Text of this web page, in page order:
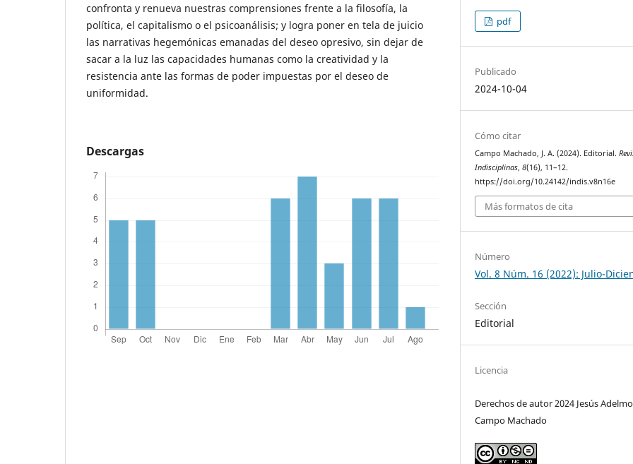
confronta y renueva nuestras comprensiones frente a la filosofía, la
política, el capitalismo o el psicoanálisis; y logra poner en tela de juicio
las narrativas hegemónicas emanadas del deseo opresivo, sin dejar de
sacar a la luz las capacidades humanas como la creatividad y la
resistencia ante las formas de poder impuestas por el deseo de
uniformidad.
Descargas
pdf
Publicado
2024-10-04
Cómo citar
Campo Machado, J. A. (2024). Editorial.
Indisciplinas,8(16), 11–12.
https://doi.org/10.24142/indis.v8n16e
Más formatos de cita
Número
Vol. 8 Núm. 16 (2022): Julio-
Sección
Editorial
Licencia
Derechos de autor 2024 Jesús Adelmo
Campo Machado